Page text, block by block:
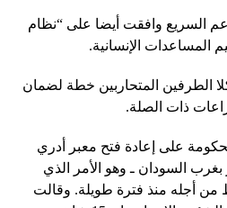
السريع وافقت أيضا على “نظام
المساعدات الإنسانية.
الطرفين المتحاربين خطة لضمان
ذات الصلة.
على إعادة فتح معبر أدري
السودان ـ وهو الأمر الذي
من أجله منذ فترة طويلة. وقالت